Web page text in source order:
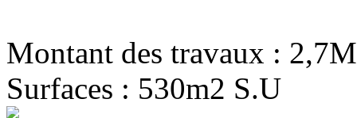
Montant des travaux :
Surfaces : 530m2 S.U